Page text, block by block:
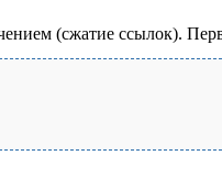
(сжатие ссылок).